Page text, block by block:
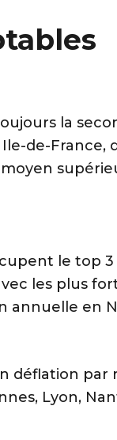
la
de-France,
le top 3
les plus
annuelle en
déflation par
Lyon,